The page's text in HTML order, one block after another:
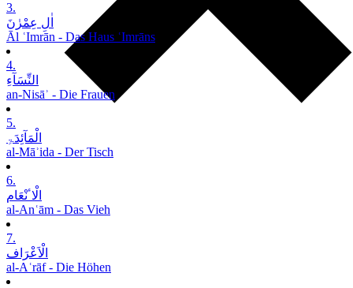
3.
اٰلِ عِمْرٰنَ
Āl ʿImrān - Das Haus ʿImrāns
4.
النِّسَآءِ
an-Nisāʾ - Die Frauen
5.
الْمَآئِدَۃِ
al-Māʾida - Der Tisch
6.
الْاٴنْعَام
al-Anʿām - Das Vieh
7.
الْاَعْرَاف
al-Aʿrāf - Die Höhen